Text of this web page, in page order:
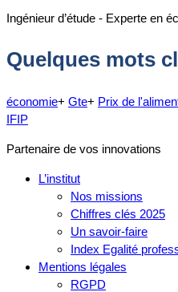
Ingénieur d’étude - Experte en
Quelques mots
économie+ Gte+ Prix de
IFIP
Partenaire de vos innovations
L’institut
Nos missions
Chiffres clés 2025
Un savoir-faire
Index Egalité
Mentions légales
RGPD